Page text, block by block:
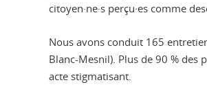
citoyen·ne·s perçu·es comme
Nous avons conduit 165
Blanc-Mesnil). Plus de 90 % des
acte stigmatisant.